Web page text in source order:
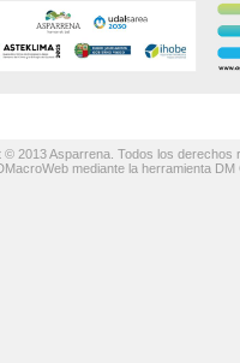
© 2013 Asparrena. Todos los derechos
mediante la herramienta DM